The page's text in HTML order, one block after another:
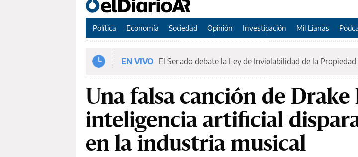
Política Economía Sociedad Opinión Investigación Mil Lianas
EN VIVO El Senado debate la Ley de Inviolabilidad de la Propiedad
Una falsa canción de Drake
inteligencia artificial
en la industria musical